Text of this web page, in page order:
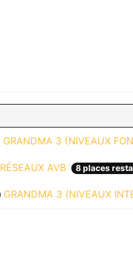
GRANDMA 3 (NIVEAUX
RÉSEAUX AVB 8 places
GRANDMA 3 (NIVEAUX